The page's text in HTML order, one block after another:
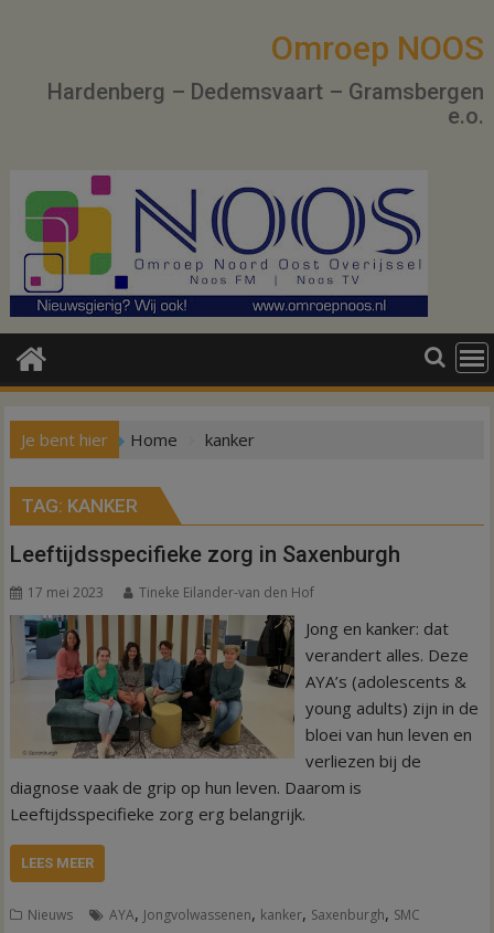
Omroep NOOS
Hardenberg – Dedemsvaart – Gramsbergen
e.o.
Je bent hier Home kanker
TAG: KANKER
Leeftijdsspecifieke zorg in Saxenburgh
17 mei 2023 Tineke Eilander-van den Hof
Jong en kanker: dat
verandert alles. Deze
AYA’s (adolescents &
young adults) zijn in de
bloei van hun leven en
verliezen bij de
diagnose vaak de grip op hun leven. Daarom is
Leeftijdsspecifieke zorg erg belangrijk.
LEES MEER
Nieuws AYA, Jongvolwassenen, kanker, Saxenburgh, SMC